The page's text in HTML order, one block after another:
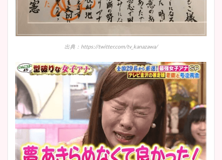
出典：https://twitter.com/tv_kanazawa/